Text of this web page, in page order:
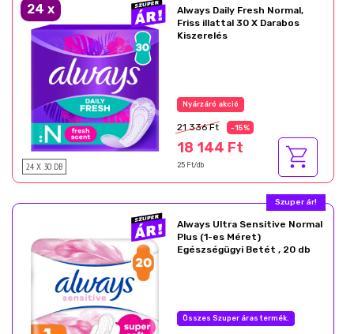
24 x
24 X 30 DB
Always Daily Fresh Normal,
Friss illattal 30 X Darabos
Kiszerelés
Nyárzáró akció
21 336 Ft -15%
18 144 Ft
25 Ft/db
Szuper ár!
Always Ultra Sensitive Normal
Plus (1-es Méret)
Egészségügyi Betét , 20 db
Összes Szuper áras termék.